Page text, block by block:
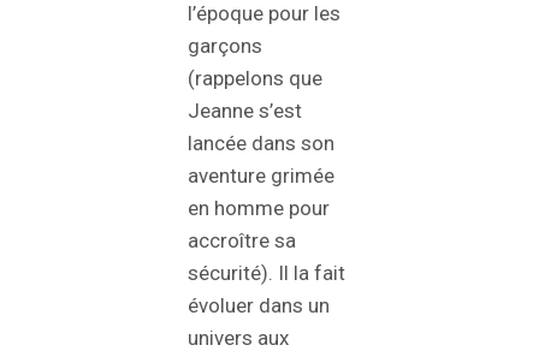
l’époque pour les
garçons
(rappelons que
Jeanne s’est
lancée dans son
aventure grimée
en homme pour
accroître sa
sécurité). Il la fait
évoluer dans un
univers aux